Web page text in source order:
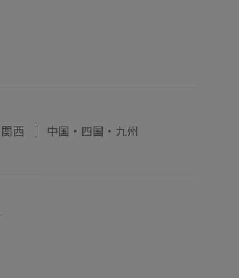
関西 中国・四国・九州